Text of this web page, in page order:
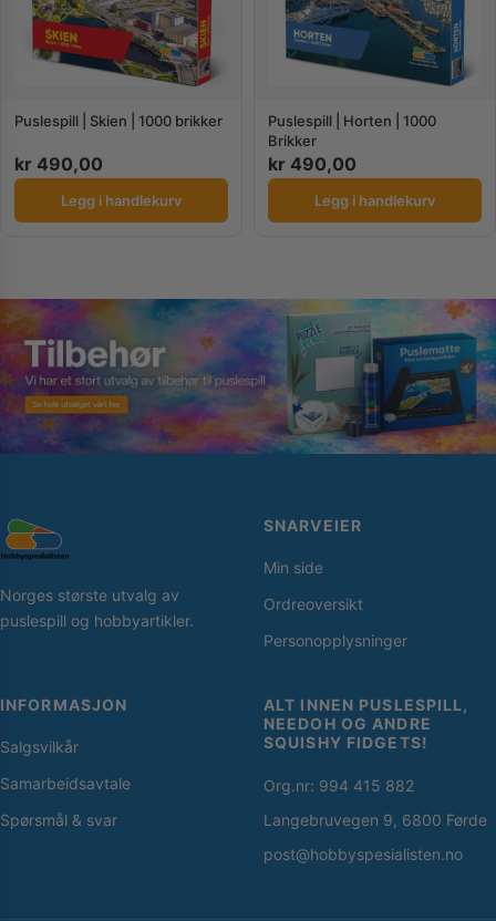
Puslespill | Skien | 1000 brikker
kr 490,00
Legg i handlekurv
Puslespill | Horten | 1000
Brikker
kr 490,00
Legg i handlekurv
Norges største utvalg av
puslespill og hobbyartikler.
SNARVEIER
Min side
Ordreoversikt
Personopplysninger
INFORMASJON
Salgsvilkår
Samarbeidsavtale
Spørsmål & svar
ALT INNEN PUSLESPILL,
NEEDOH OG ANDRE
SQUISHY FIDGETS!
Org.nr: 994 415 882
Langebruvegen 9, 6800 Førde
post@hobbyspesialisten.no